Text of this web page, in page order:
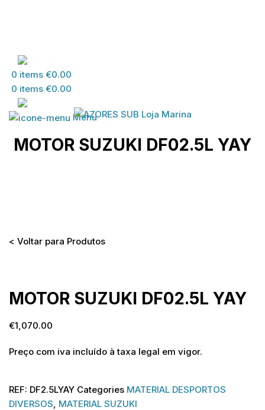
0 items €0.00
0 items €0.00
Menu
MOTOR SUZUKI DF02.5L YAY
< Voltar para Produtos
MOTOR SUZUKI DF02.5L YAY
€1,070.00
Preço com iva incluído à taxa legal em vigor.
REF: DF2.5LYAY Categories MATERIAL DESPORTOS
DIVERSOS, MATERIAL SUZUKI